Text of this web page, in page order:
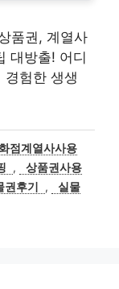
품권, 계열사
대방출! 어디
경험한 생생
점계열사사용
,
상품권사용
권후기 ,
실물